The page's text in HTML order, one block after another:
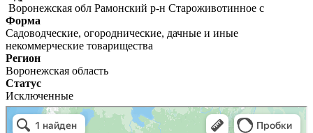
Воронежская обл Рамонский р-н Староживотинное с
Форма
Садоводческие, огороднические, дачные и иные
некоммерческие товарищества
Регион
Воронежская область
Статус
Исключенные